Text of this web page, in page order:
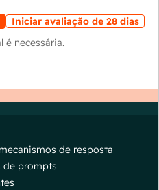
Iniciar avaliação de 28 dias
é necessária.
de resposta
de prompts